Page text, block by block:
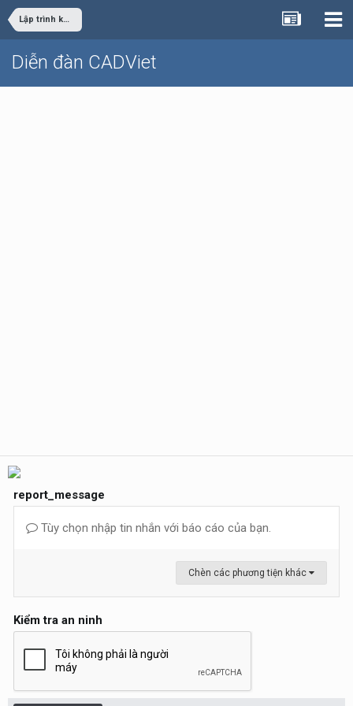
Lập trình khác
Diễn đàn CADViet
report_message
Tùy chọn nhập tin nhắn với báo cáo của bạn.
Chèn các phương tiện khác
Kiểm tra an ninh